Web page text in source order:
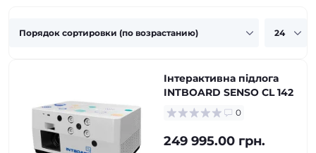
Інтерактивна підлога
INTBOARD SENSO CL 142
0
249 995.00 грн.